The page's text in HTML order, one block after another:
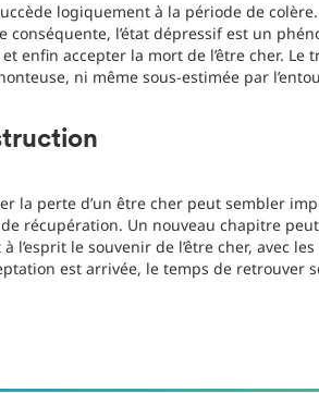
logiquement à la période de
conséquente, l’état dépressif est un
enfin accepter la mort de l’être cher.
ni même sous-estimée par
la perte d’un être cher peut sembler
récupération. Un nouveau chapitre
l’esprit le souvenir de l’être cher, avec
est arrivée, le temps de